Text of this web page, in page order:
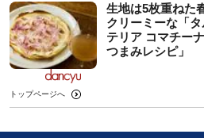
生地は5枚重ねた
クリーミーな「
テリア コマチー
つまみレシピ」
トップページへ